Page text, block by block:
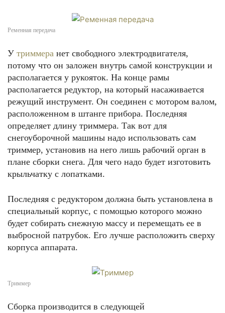
Ременная передача
У триммера нет свободного электродвигателя,
потому что он заложен внутрь самой конструкции и
располагается у рукояток. На конце рамы
располагается редуктор, на который насаживается
режущий инструмент. Он соединен с мотором валом,
расположенном в штанге прибора. Последняя
определяет длину триммера. Так вот для
снегоуборочной машины надо использовать сам
триммер, установив на него лишь рабочий орган в
плане сборки снега. Для чего надо будет изготовить
крыльчатку с лопатками.
Последняя с редуктором должна быть установлена в
специальный корпус, с помощью которого можно
будет собирать снежную массу и перемещать ее в
выбросной патрубок. Его лучше расположить сверху
корпуса аппарата.
Триммер
Сборка производится в следующей